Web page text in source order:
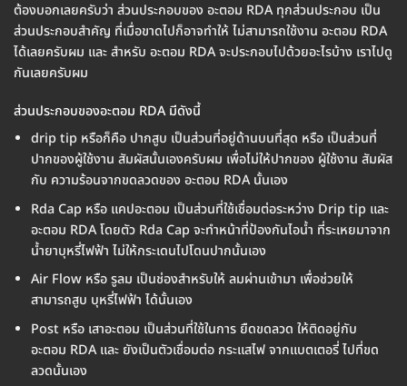
ต้องบอกเลยครับว่า ส่วนประกอบของ อะตอม RDA ทุกส่วนประกอบ เป็น
ส่วนประกอบสำคัญ ที่เมื่อขาดไปก็อาจทำให้ ไม่สามารถใช้งาน อะตอม RDA
ได้เลยครับผม และ สำหรับ อะตอม RDA จะประกอบไปด้วยอะไรบ้าง เราไปดู
กันเลยครับผม
ส่วนประกอบของอะตอม RDA มีดังนี้
drip tip หรือก็คือ ปากสูบ เป็นส่วนที่อยู่ด้านบนที่สุด หรือ เป็นส่วนที่
ปากของผู้ใช้งาน สัมผัสนั้นเองครับผม เพื่อไม่ให้ปากของ ผู้ใช้งาน สัมผัส
กับ ความร้อนจากขดลวดของ อะตอม RDA นั้นเอง
Rda Cap หรือ แคปอะตอม เป็นส่วนที่ใช้เชื่อมต่อระหว่าง Drip tip และ
อะตอม RDA โดยตัว Rda Cap จะทำหน้าที่ป้องกันไอน้ำ ที่ระเหยมาจาก
น้ำยาบุหรี่ไฟฟ้า ไม่ให้กระเดนไปโดนปากนั้นเอง
Air Flow หรือ รูลม เป็นช่องสำหรับให้ ลมผ่านเข้ามา เพื่อช่วยให้
สามารถสูบ บุหรี่ไฟฟ้า ได้นั้นเอง
Post หรือ เสาอะตอม เป็นส่วนที่ใช้ในการ ยืดขดลวด ให้ติดอยู่กับ
อะตอม RDA และ ยังเป็นตัวเชื่อมต่อ กระแสไฟ จากแบตเตอรี่ ไปที่ขด
ลวดนั้นเอง